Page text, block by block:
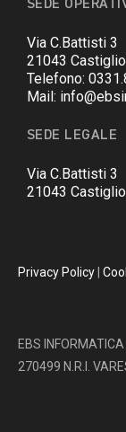
SEDE
Via C.Battisti 3
21043
Telefono:
Mail:
SEDE LEGALE
Via C.Battisti 3
21043
Privacy Policy
EBS
270499 N.R.I.